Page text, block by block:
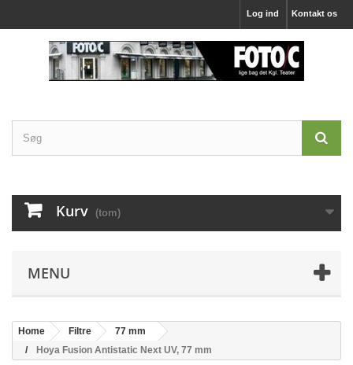
Kontakt os
Log ind
Kurv (tom)
MENU
Home Filtre
77 mm
Hoya Fusion Antistatic Next UV, 77 mm